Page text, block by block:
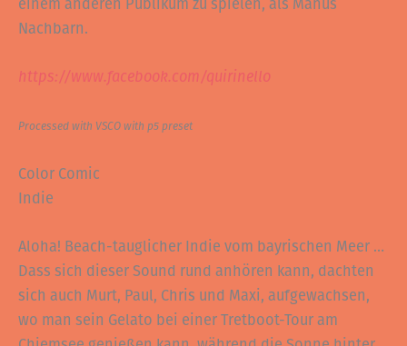
einem anderen Publikum zu spielen, als Manus
Nachbarn.
https://www.facebook.com/quirinello
Processed with VSCO with p5 preset
Color Comic
Indie
Aloha! Beach-tauglicher Indie vom bayrischen Meer …
Dass sich dieser Sound rund anhören kann, dachten
sich auch Murt, Paul, Chris und Maxi, aufgewachsen,
wo man sein Gelato bei einer Tretboot-Tour am